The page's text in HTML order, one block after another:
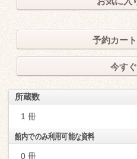
予約カー
今す
所蔵数
1 冊
館内でのみ利用可能な資料
0 冊